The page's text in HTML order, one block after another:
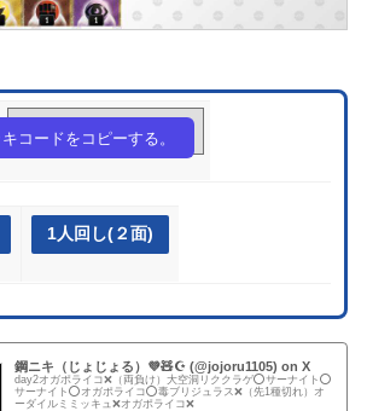
YJxYY8-RjXHbJ-c4ccc8
コードをコピーする。
1人回し(２面)
鋼ニキ（じょじょる）💜🧸☪️ (@jojoru1105) on X
day2オガポライコ❌️（両負け）大空洞リククラゲ⭕️サーナイト⭕️
サーナイト⭕️オガポライコ⭕️毒ブリジュラス❌️（先1種切れ）オ
ーダイルミミッキュ❌️オガポライコ❌️